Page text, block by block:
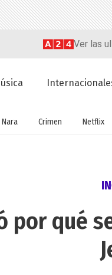
Ver las
Nara Crimen Netflix
por qué